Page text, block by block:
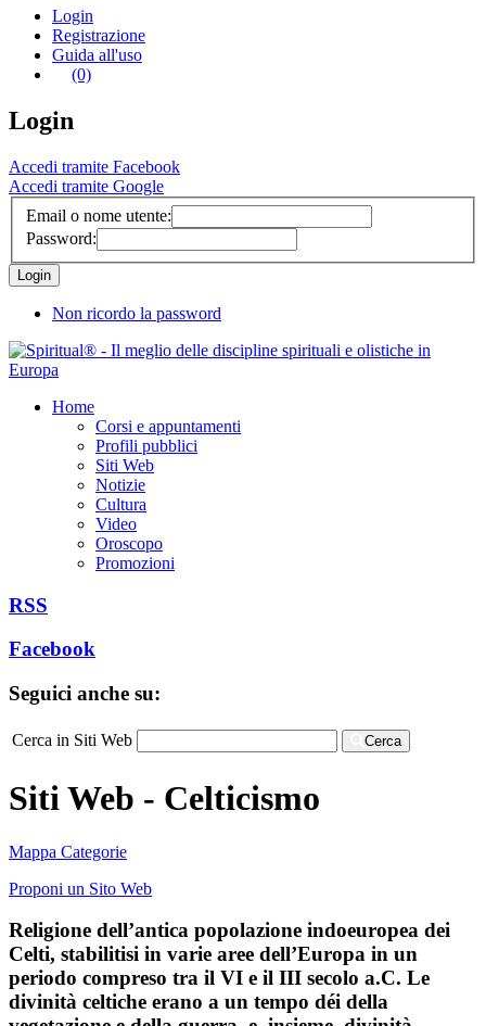
Login
Registrazione
Guida all'uso
(0)
Login
Accedi tramite Facebook
Accedi tramite Google
Email o nome utente:
Password:
Non ricordo la password
Home
Corsi e appuntamenti
Profili pubblici
Siti Web
Notizie
Cultura
Video
Oroscopo
Promozioni
RSS
Facebook
Seguici anche su:
Cerca in Siti Web Cerca
Siti Web - Celticismo
Mappa Categorie
Proponi un Sito Web
Religione dell’antica popolazione indoeuropea dei
Celti, stabilitisi in varie aree dell’Europa in un
periodo compreso tra il VI e il III secolo a.C. Le
divinità celtiche erano a un tempo déi della